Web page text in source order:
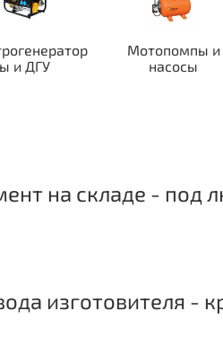
ы и ДГУ
Мотопомпы и
насосы
на складе - под
изготовителя -